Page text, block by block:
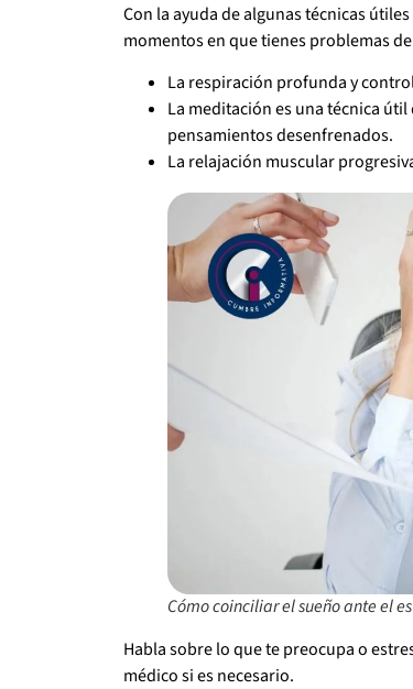
Con la ayuda de algunas técnicas
momentos en que tienes problemas
La respiración profunda y
La meditación es una técnica
pensamientos desenfrenados.
La relajación muscular
Cómo coinciliar el sueño ante el
Habla sobre lo que te preocupa o
médico si es necesario.